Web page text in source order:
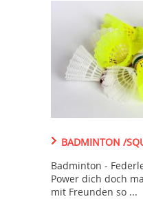
BADMINTON /
Badminton -
Power dich doch
mit Freunden so ...